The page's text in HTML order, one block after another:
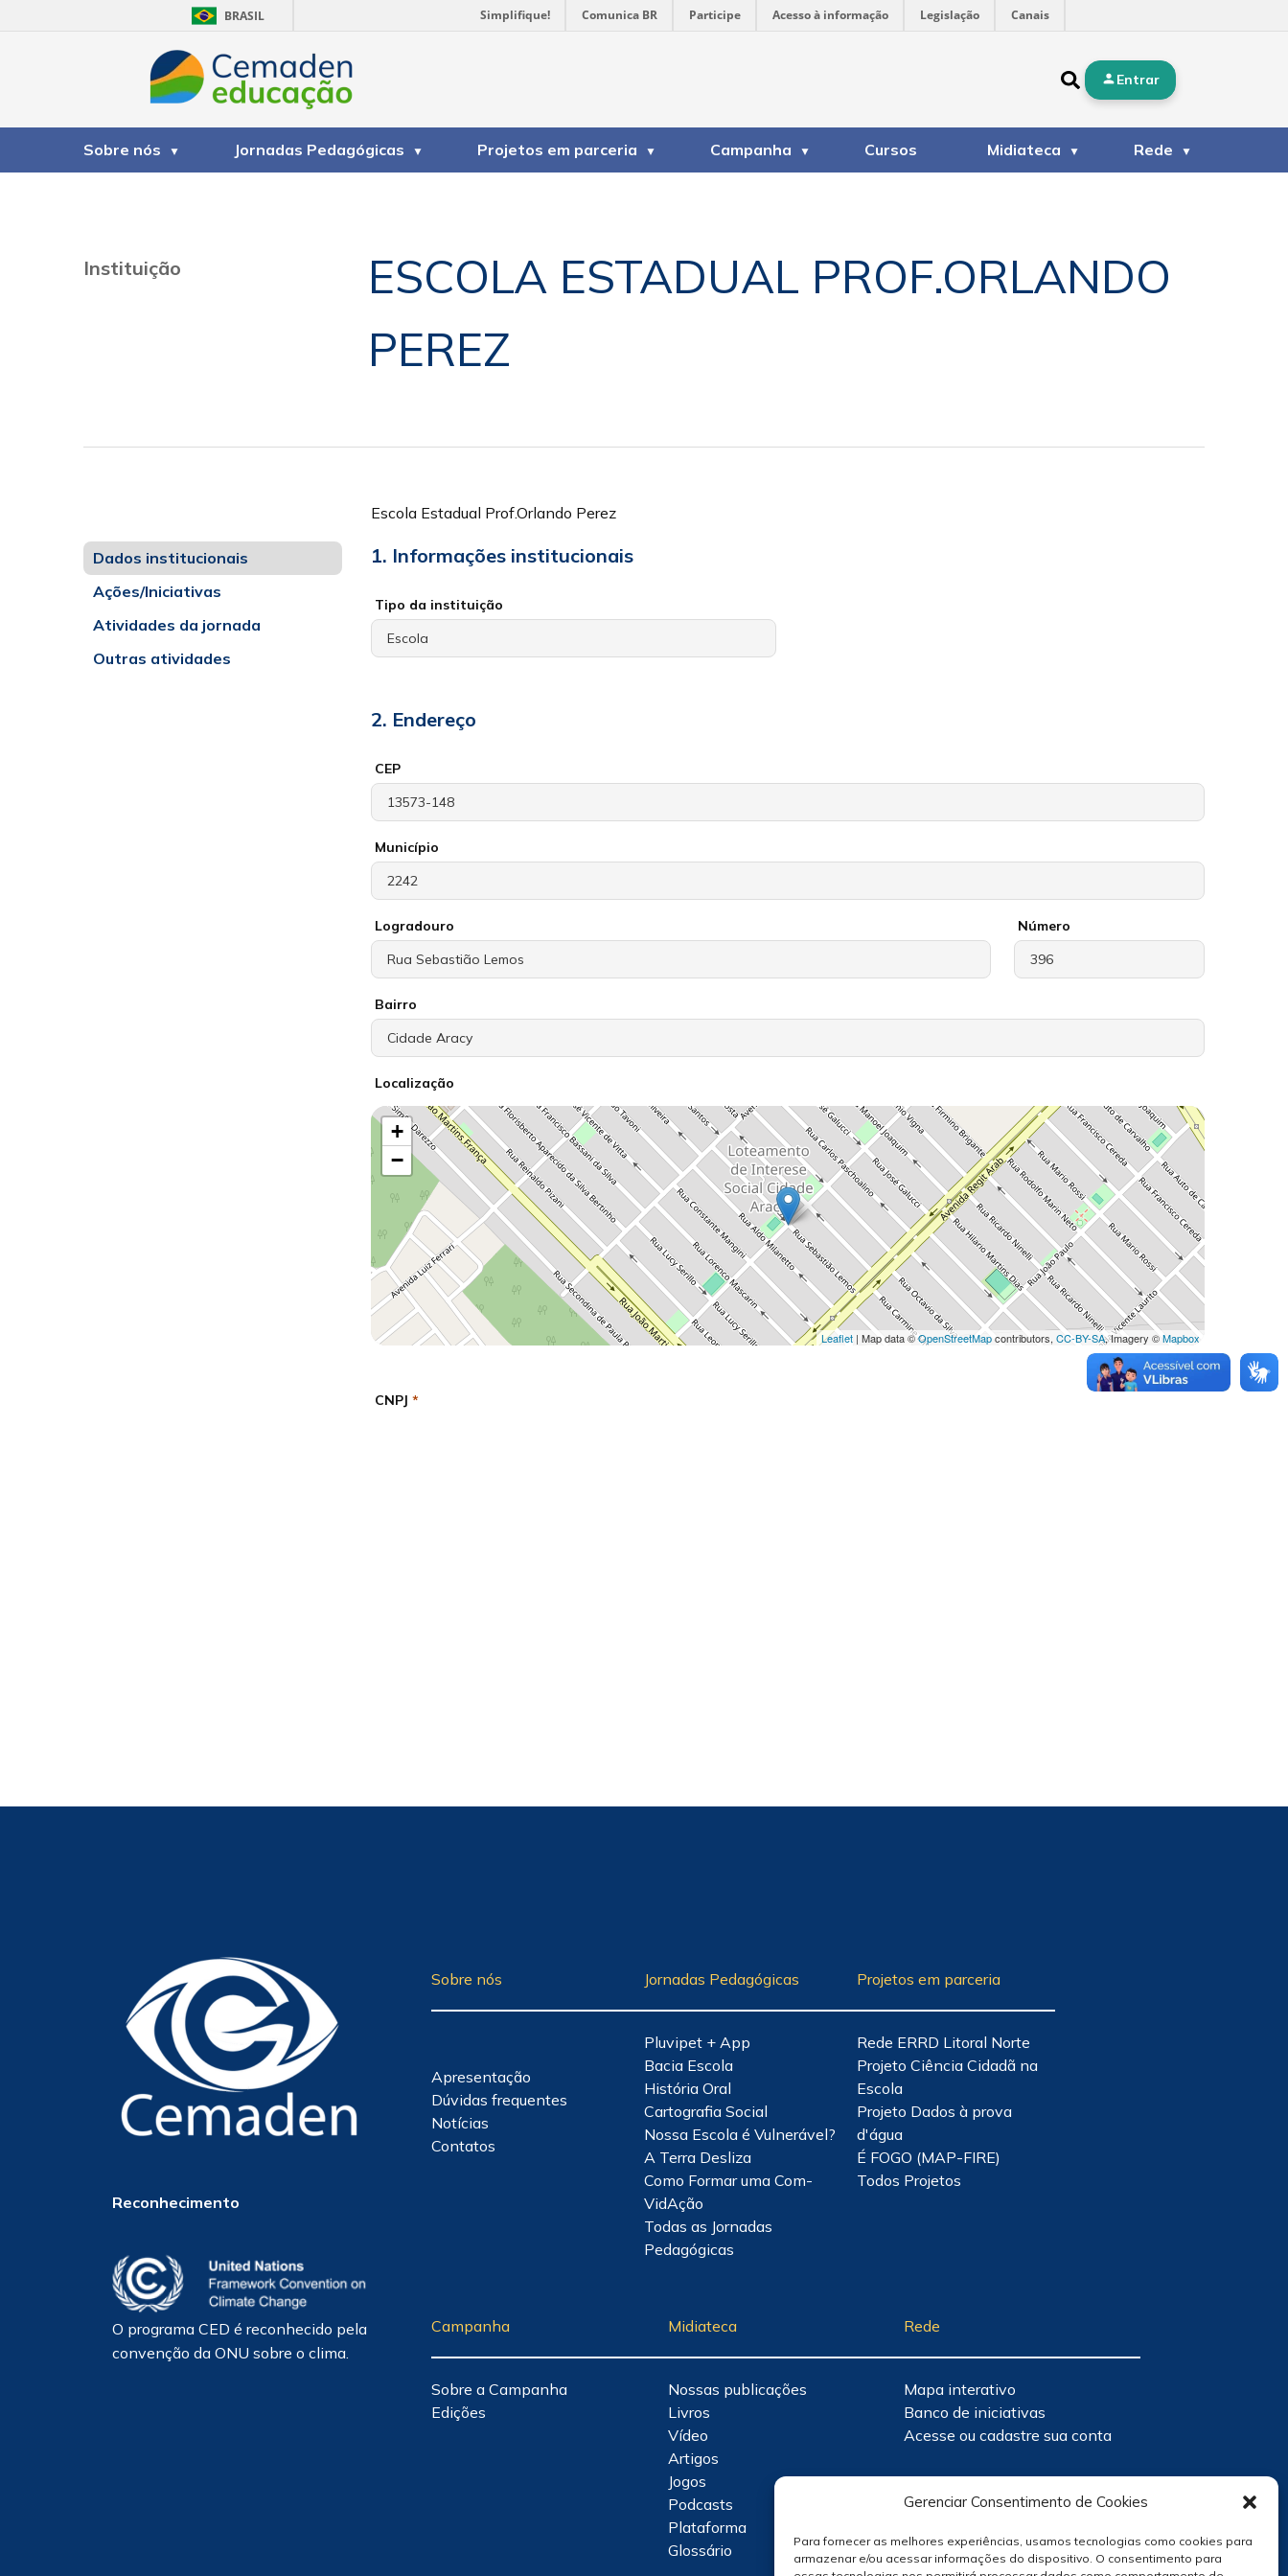
Gerenciar Consentimento de Cookies
Para fornecer as melhores experiências, usamos tecnologias como cookies para
armazenar e/ou acessar informações do dispositivo. O consentimento para
BRASIL Simplifique! Comunica BR Participe Acesso à informação Legislação Canais
Entrar
Sobre nós Jornadas Pedagógicas Projetos em parceria Campanha Cursos Midiateca Rede
Instituição
ESCOLA ESTADUAL PROF.ORLANDO
PEREZ
Dados institucionais
Ações/Iniciativas
Atividades da jornada
Outras atividades
Escola Estadual Prof.Orlando Perez
1. Informações institucionais
Tipo da instituição
2. Endereço
CEP
Município
Logradouro Número
Bairro
Localização
+
−
Leaflet | Map data ©OpenStreetMapcontributors, CC-BY-SA, Imagery ©Mapbox
CNPJ *
Reconhecimento
O programa CED é reconhecido pela
convenção da ONU sobre o clima.
Sobre nós
Apresentação
Dúvidas frequentes
Notícias
Contatos
Jornadas Pedagógicas
Pluvipet + App
Bacia Escola
História Oral
Cartografia Social
Nossa Escola é Vulnerável?
A Terra Desliza
Como Formar uma Com-
VidAção
Todas as Jornadas
Pedagógicas
Projetos em parceria
Rede ERRD Litoral Norte
Projeto Ciência Cidadã na
Escola
Projeto Dados à prova
d'água
É FOGO (MAP-FIRE)
Todos Projetos
Campanha
Sobre a Campanha
Edições
Midiateca
Nossas publicações
Livros
Vídeo
Artigos
Jogos
Podcasts
Plataforma
Glossário
Rede
Mapa interativo
Banco de iniciativas
Acesse ou cadastre sua conta